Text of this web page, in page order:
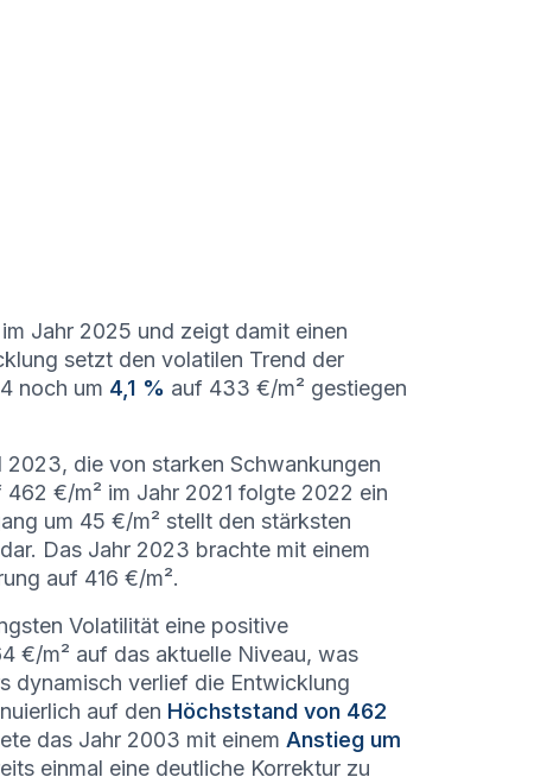
im Jahr 2025 und zeigt damit einen
setzt den volatilen Trend der
noch um 4,1 % auf 433 €/m² gestiegen
die von starken Schwankungen
462 €/m² im Jahr 2021 folgte 2022 ein
um 45 €/m² stellt den stärksten
Das Jahr 2023 brachte mit einem
auf 416 €/m².
Volatilität eine positive
€/m² auf das aktuelle Niveau, was
dynamisch verlief die Entwicklung
auf den Höchststand von 462
das Jahr 2003 mit einem Anstieg um
einmal eine deutliche Korrektur zu